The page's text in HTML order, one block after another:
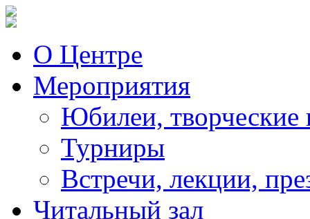
О Центре
Мероприятия
Юбилеи, творческие
Турниры
Встречи, лекции,
Читальный зал